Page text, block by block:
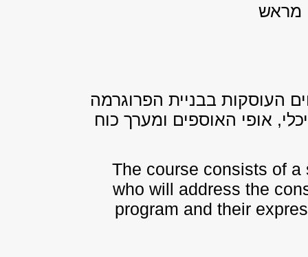
מראש
העוסקות בבניית הפרוגרמה
אופי האוספים ומערך כוח
The course consists of
who will address the
program and their